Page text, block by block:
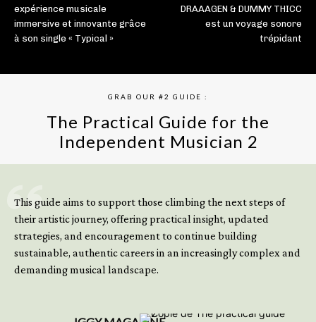
expérience musicale
immersive et innovante grâce
à son single « Typical »
DRAAAGEN & DUMMY THICC
est un voyage sonore
trépidant
GRAB OUR #2 GUIDE :
The Practical Guide for the
Independent Musician 2
This guide aims to support those climbing the next steps of
their artistic journey, offering practical insight, updated
strategies, and encouragement to continue building
sustainable, authentic careers in an increasingly complex and
demanding musical landscape.